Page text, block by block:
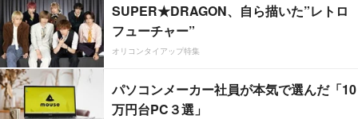
SUPER★DRAGON、自ら描いた”レトロ
フューチャー”
オリコンタイアップ特集
パソコンメーカー社員が本気で選んだ「10
万円台PC３選」